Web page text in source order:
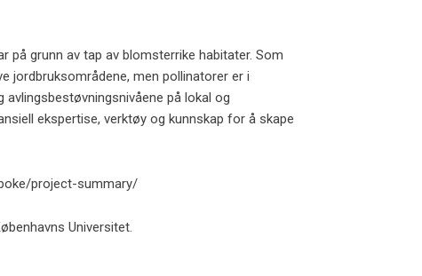
på grunn av tap av blomsterrike habitater. Som
jordbruksområdene, men pollinatorer er i
på lokal og
ekspertise, verktøy og kunnskap for å skape
project-summary/
Universitet.